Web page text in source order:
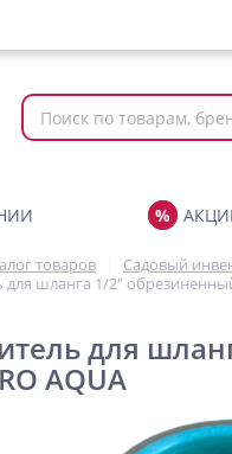
товаров Садовый
для шланга 1/2"
для
AQUA